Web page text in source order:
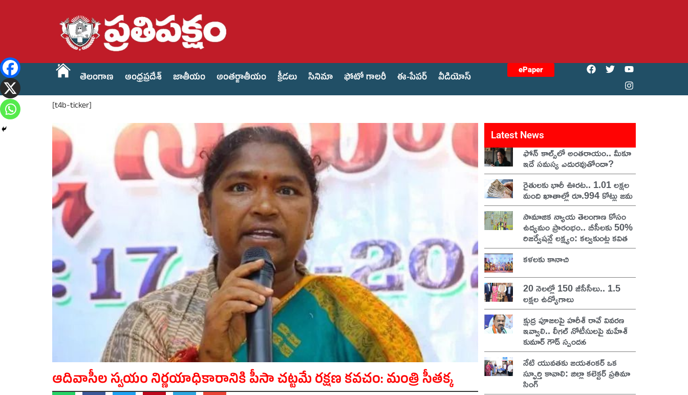
తెలంగాణ ఆంధ్రప్రదేశ్ జాతీయం అంతర్జాతీయం క్రీడలు సినిమా ఫోటో గాలరీ ఈ-పేపర్ వీడియోస్
ePaper
[t4b-ticker]
ఆదివాసీల స్వయం నిర్ణయాధికారానికి పీసా చట్టమే రక్షణ కవచం: మంత్రి సీతక్క
Latest News
ఫోన్ కాల్స్‌లో అంతరాయం.. మీకూ
ఇదే సమస్య ఎదురవుతోందా?
రైతులకు భారీ ఊరట.. 1.01 లక్షల
మంది ఖాతాల్లో రూ.994 కోట్లు జమ
సామాజిక న్యాయ తెలంగాణ కోసం
ఉద్యమం ప్రారంభం.. బీసీలకు 50%
రిజర్వేషన్లే లక్ష్యం: కల్వకుంట్ల కవిత
కళలకు కానాచి
20 నెలల్లో 150 జీసీసీలు.. 1.5
లక్షల ఉద్యోగాలు
క్షుద్ర పూజలపై హరీశ్ రావే వివరణ
ఇవ్వాలి.. లీగల్ నోటీసులపై మహేశ్
కుమార్ గౌడ్ స్పందన
నేటి యువతకు జయశంకర్ ఒక
స్ఫూర్తి కావాలి: జిల్లా కలెక్టర్ ప్రతిమా
సింగ్